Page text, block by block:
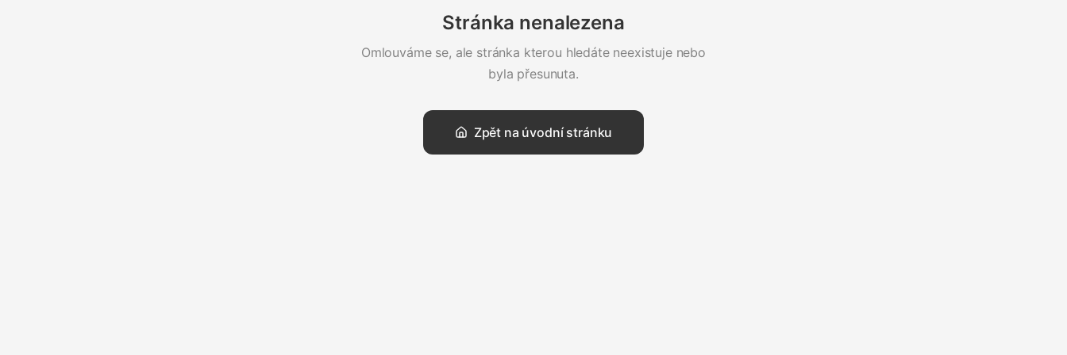
Stránka nenalezena
Omlouváme se, ale stránka kterou hledáte neexistuje nebo
byla přesunuta.
Zpět na úvodní stránku